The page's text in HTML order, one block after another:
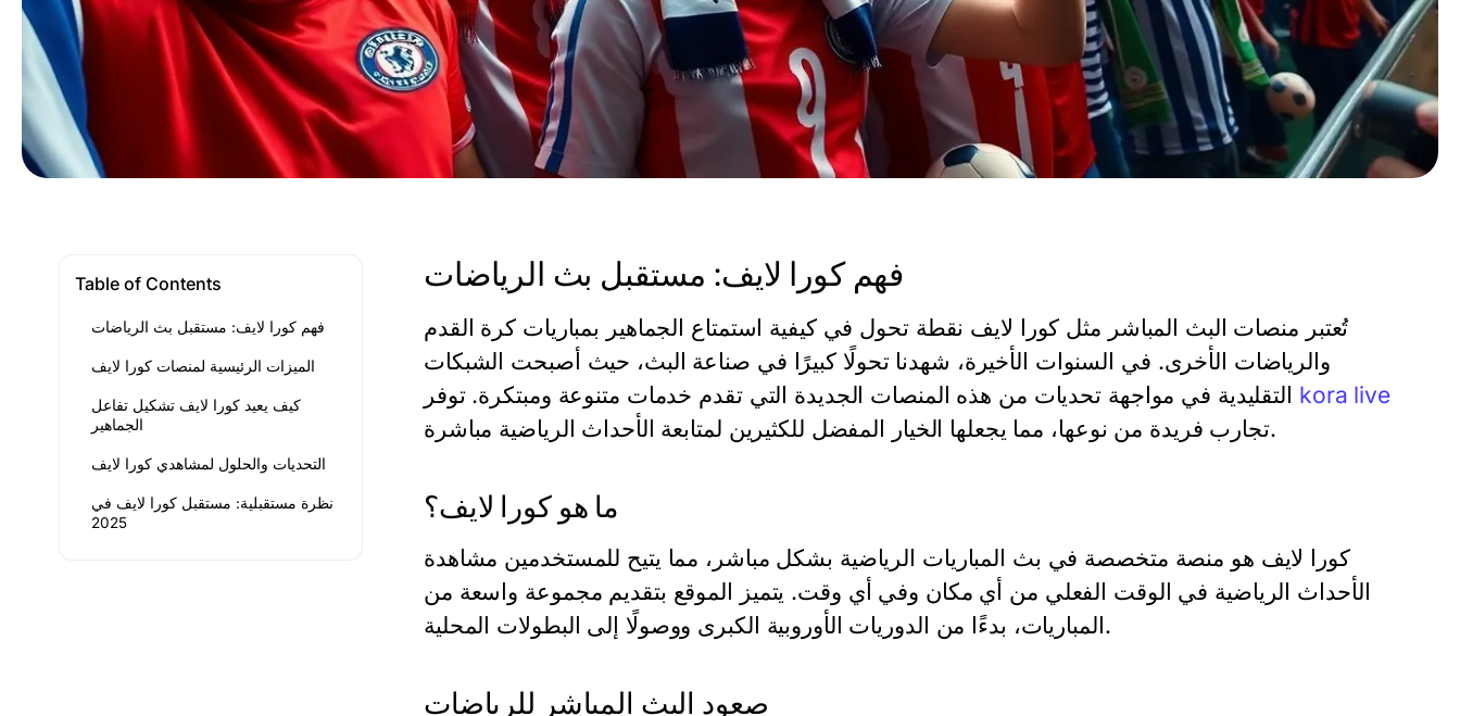
Table of Contents
فهم كورا لايف: مستقبل بث الرياضات
الميزات الرئيسية لمنصات كورا لايف
كيف يعيد كورا لايف تشكيل تفاعل
الجماهير
التحديات والحلول لمشاهدي كورا لايف
نظرة مستقبلية: مستقبل كورا لايف في
2025
فهم كورا لايف: مستقبل بث الرياضات
تُعتبر منصات البث المباشر مثل كورا لايف نقطة تحول في كيفية استمتاع الجماهير بمباريات كرة القدم
والرياضات الأخرى. في السنوات الأخيرة، شهدنا تحولًا كبيرًا في صناعة البث، حيث أصبحت الشبكات
kora live
تجارب فريدة من نوعها، مما يجعلها الخيار المفضل للكثيرين لمتابعة الأحداث الرياضية مباشرة.
ما هو كورا لايف؟
كورا لايف هو منصة متخصصة في بث المباريات الرياضية بشكل مباشر، مما يتيح للمستخدمين مشاهدة
الأحداث الرياضية في الوقت الفعلي من أي مكان وفي أي وقت. يتميز الموقع بتقديم مجموعة واسعة من
المباريات، بدءًا من الدوريات الأوروبية الكبرى ووصولًا إلى البطولات المحلية.
صعود البث المباشر للرياضات